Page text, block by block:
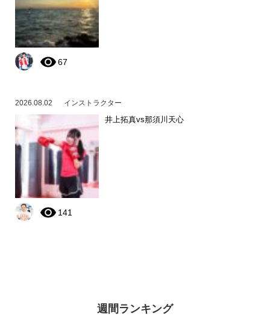
67
2026.08.02 インストラクター
井上拓真vs那須川天心
141
週間ランキング